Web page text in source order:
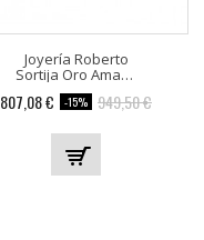
Joyería Roberto
Sortija Oro Amarillo 22...
807,08 € -15% 949,50 €